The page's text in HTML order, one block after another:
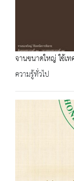
จานขนาดใหญ่ ใช้เ
ความรู้ทั่วไป